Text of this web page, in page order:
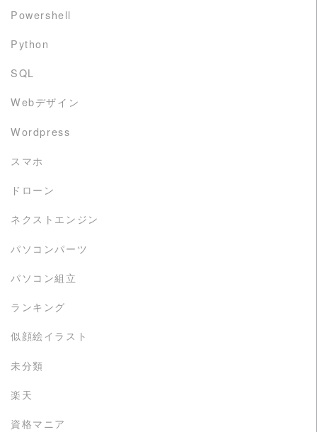
Powershell
Python
SQL
Webデザイン
Wordpress
スマホ
ドローン
ネクストエンジン
パソコンパーツ
パソコン組立
ランキング
似顔絵イラスト
未分類
楽天
資格マニア